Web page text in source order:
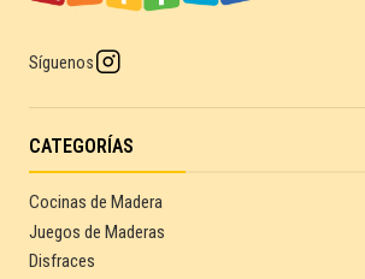
Síguenos
CATEGORÍAS
Cocinas de Madera
Juegos de Maderas
Disfraces